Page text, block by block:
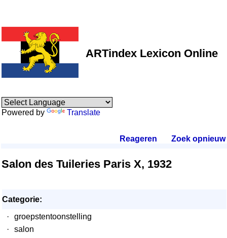
ARTindex Lexicon Online
Powered by Translate
Reageren Zoek opnieuw.
Salon des Tuileries Paris X, 1932
Categorie:
·
groepstentoonstelling
·
salon